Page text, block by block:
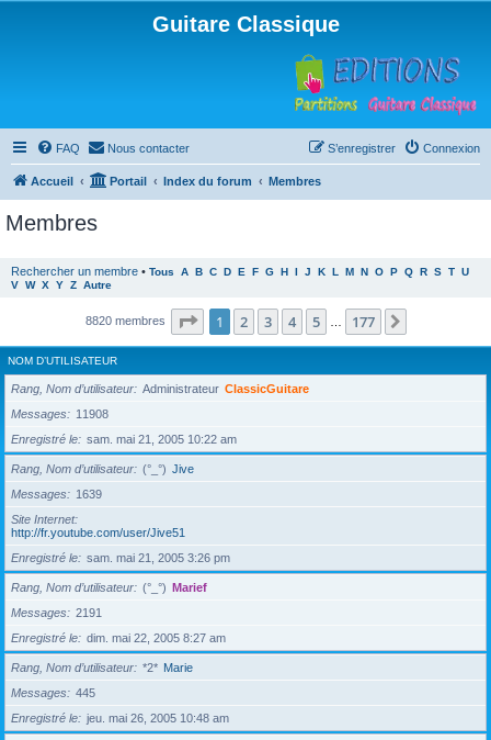
Guitare Classique
FAQ Nous contacter Connexion
S’enregistrer
Accueil Portail Index du forum Membres
Membres
Rechercher un membre • Tous A B C D E F G H I J K L M N O P Q R S T U
V W X Y Z Autre
8820 membres Page 1sur177
1 2 3 4 5 177
NOM D’UTILISATEUR
Rang, Nom d’utilisateur Administrateur ClassicGuitare
Messages
11908
Enregistré le
sam. mai 21, 2005 10:22 am
Rang, Nom d’utilisateur (°_°) Jive
Messages
1639
Site Internet
http://fr.youtube.com/user/Jive51
Enregistré le
sam. mai 21, 2005 3:26 pm
Rang, Nom d’utilisateur (°_°) Marief
Messages
2191
Enregistré le
dim. mai 22, 2005 8:27 am
Rang, Nom d’utilisateur *2* Marie
Messages
445
Enregistré le
jeu. mai 26, 2005 10:48 am